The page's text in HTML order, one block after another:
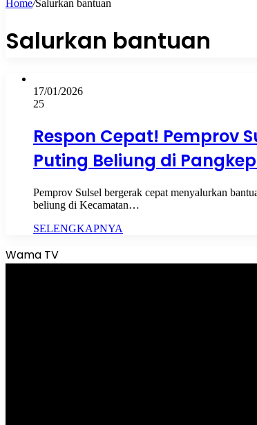
Home/Salurkan bantuan
Salurkan bantuan
17/01/2026
25
Respon Cepat! Pemprov
Puting Beliung di Pangkep
Pemprov Sulsel bergerak cepat menyalurkan
beliung di Kecamatan…
SELENGKAPNYA
Wama TV